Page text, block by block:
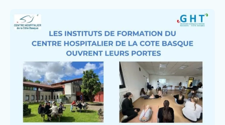
Nous rejoindre
Vous former
Venir au CHCB